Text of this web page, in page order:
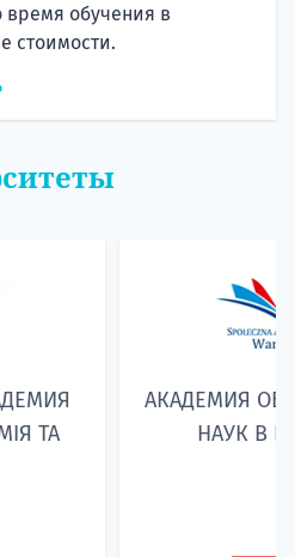
обучения в
стоимости.
TA
АКАДЕМИЯ
НАУК В